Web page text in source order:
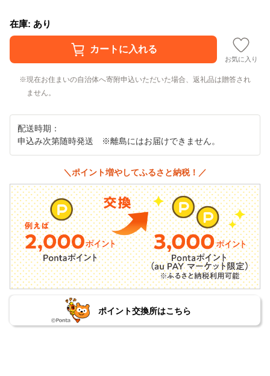
在庫: あり
お気に入り
現在お住まいの自治体へ寄附申込いただいた場合、返礼品は贈答され
ません。
配送時期：
申込み次第随時発送 ※離島にはお届けできません。
＼ポイント増やしてふるさと納税！／
ポイント交換所はこちら